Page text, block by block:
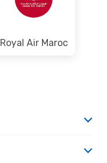
Royal Air Maroc